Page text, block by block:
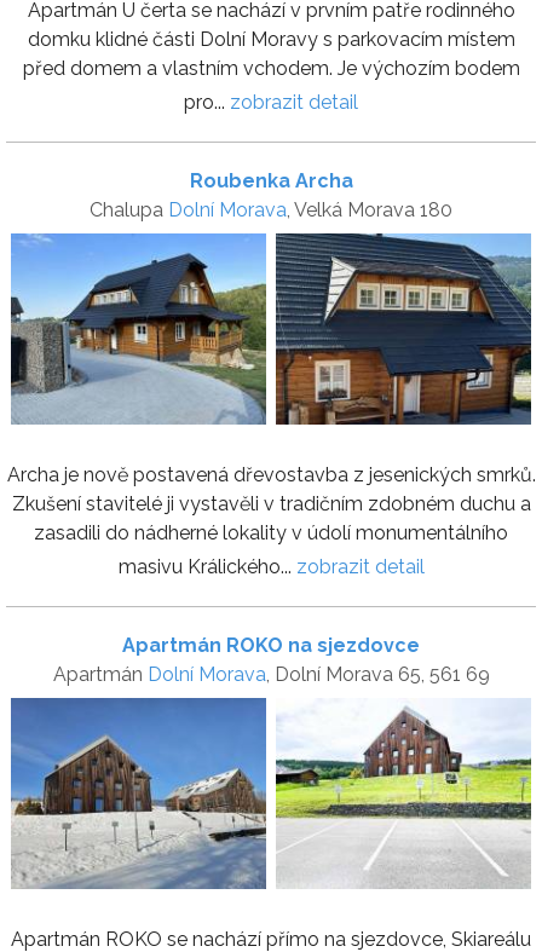
Apartmán U čerta se nachází v prvním patře rodinného
domku klidné části Dolní Moravy s parkovacím místem
před domem a vlastním vchodem. Je výchozím bodem
pro... zobrazit detail
Roubenka Archa
Chalupa Dolní Morava , Velká Morava 180
Archa je nově postavená dřevostavba z jesenických smrků.
Zkušení stavitelé ji vystavěli v tradičním zdobném duchu a
zasadili do nádherné lokality v údolí monumentálního
masivu Králického... zobrazit detail
Apartmán ROKO na sjezdovce
Apartmán Dolní Morava, Dolní Morava 65, 561 69
Apartmán ROKO se nachází přímo na sjezdovce, Skiareálu